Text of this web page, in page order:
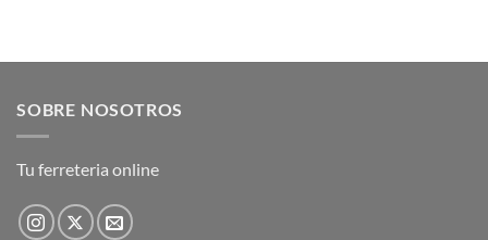
SOBRE NOSOTROS
Tu ferreteria online